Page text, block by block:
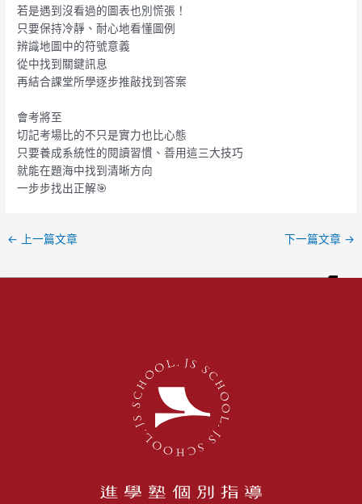
若是遇到沒看過的圖表也別慌張！
只要保持冷靜、耐心地看懂圖例
辨識地圖中的符號意義
從中找到關鍵訊息
再結合課堂所學逐步推敲找到答案
會考將至
切記考場比的不只是實力也比心態
只要養成系統性的閱讀習慣、善用這三大技巧
就能在題海中找到清晰方向
一步步找出正解🎯
← 上一篇文章 下一篇文章 →